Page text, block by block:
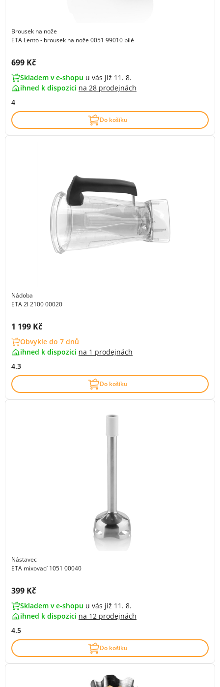
Brousek na nože
ETA Lento - brousek na nože 0051 99010 bílé
Cena s DPH:
699 Kč
Skladem v e-shopu u vás již 11. 8.
ihned k dispozici na 28 prodejnách
4
Do košíku
Nádoba
ETA 2l 2100 00020
Cena s DPH:
1 199 Kč
Obvykle do 7 dnů
ihned k dispozici na 1 prodejnách
4.3
Do košíku
Nástavec
ETA mixovací 1051 00040
Cena s DPH:
399 Kč
Skladem v e-shopu u vás již 11. 8.
ihned k dispozici na 12 prodejnách
4.5
Do košíku